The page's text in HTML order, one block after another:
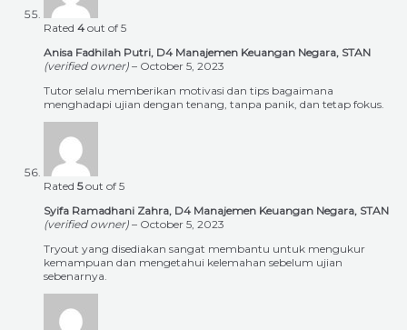
Rated 4 out of 5
Anisa Fadhilah Putri, D4 Manajemen Keuangan Negara, STAN
(verified owner) – October 5, 2023
Tutor selalu memberikan motivasi dan tips bagaimana
menghadapi ujian dengan tenang, tanpa panik, dan tetap fokus.
Rated 5out of 5
Syifa Ramadhani Zahra, D4 Manajemen Keuangan Negara, STAN
(verified owner) – October 5, 2023
Tryout yang disediakan sangat membantu untuk mengukur
kemampuan dan mengetahui kelemahan sebelum ujian
sebenarnya.